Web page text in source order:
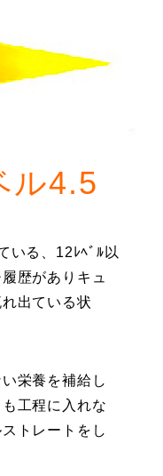
ル4.5
いる、12ﾚﾍﾞﾙ以
歴がありキュ
出ている状
栄養を補給し
工程に入れな
トレートをし